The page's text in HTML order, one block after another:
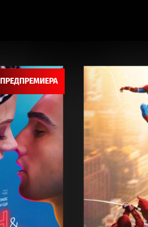
ПРЕДПРЕМИЕРА